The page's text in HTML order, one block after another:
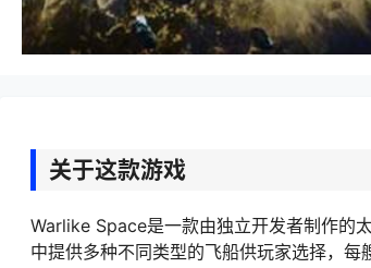
关于这款游戏
Warlike Space是一款由独立开发者制作的
中提供多种不同类型的飞船供玩家选择，